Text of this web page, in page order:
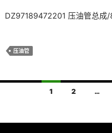
DZ97189472201 压油管总
压油管
导
1 2 …